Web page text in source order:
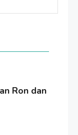
Ron dan